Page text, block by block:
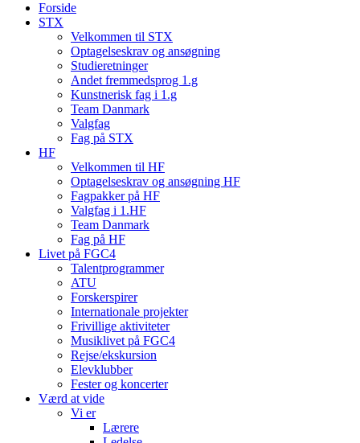
Forside
STX
Velkommen til STX
Optagelseskrav og ansøgning
Studieretninger
Andet fremmedsprog 1.g
Kunstnerisk fag i 1.g
Team Danmark
Valgfag
Fag på STX
HF
Velkommen til HF
Optagelseskrav og ansøgning HF
Fagpakker på HF
Valgfag i 1.HF
Team Danmark
Fag på HF
Livet på FGC4
Talentprogrammer
ATU
Forskerspirer
Internationale projekter
Frivillige aktiviteter
Musiklivet på FGC4
Rejse/ekskursion
Elevklubber
Fester og koncerter
Værd at vide
Vi er
Lærere